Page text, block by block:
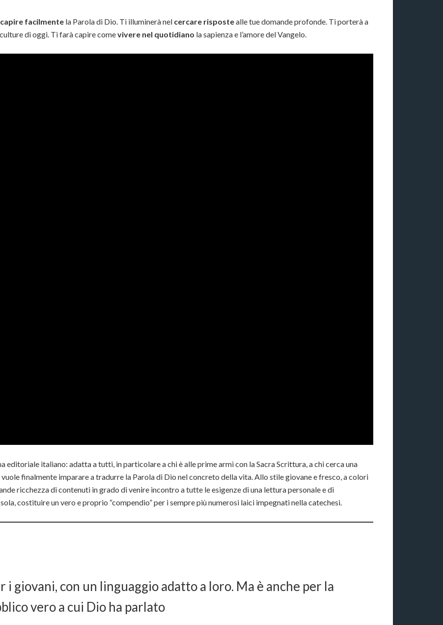
capire facilmente la Parola di Dio. Ti illuminerà nel cercare rispostealle tue domande profonde. Ti porterà a
di oggi. Ti farà capire comevivere nel quotidiano la sapienza e l’amore del Vangelo.
editoriale italiano: adatta a tutti, in particolare a chi è alle prime armi con la Sacra Scrittura, a chi cerca una
finalmente imparare a tradurre la Parola di Dio nel concreto della vita. Allo stile giovane e fresco, a colori
ricchezza di contenuti in grado di venire incontro a tutte le esigenze di una lettura personale e di
costituire un vero e proprio “compendio” per i sempre più numerosi laici impegnati nella catechesi.
i giovani, con un linguaggio adatto a loro. Ma è anche per la
vero a cui Dio ha parlato